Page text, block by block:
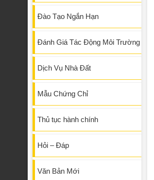
Đào Tạo Ngắn Hạn
Đánh Giá Tác Động Môi Trường
Dịch Vụ Nhà Đất
Mẫu Chứng Chỉ
Thủ tục hành chính
Hỏi – Đáp
Văn Bản Mới